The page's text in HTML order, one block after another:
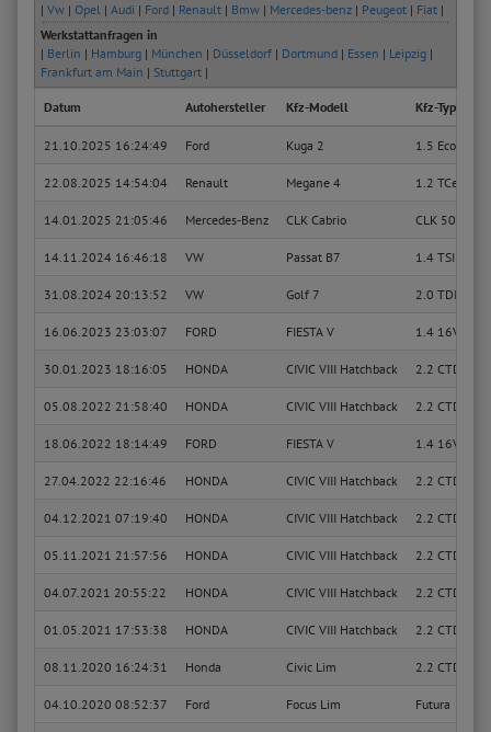
| Vw | Opel | Audi | Ford | Renault | Bmw | Mercedes-benz | Peugeot | Fiat |
Werkstattanfragen in
| Berlin | Hamburg | München | Düsseldorf | Dortmund | Essen | Leipzig |
Frankfurt am Main | Stuttgart |
Datum Autohersteller Kfz-Modell Kfz-Typ
21.10.2025 16:24:49 Ford Kuga 2 1.5 EcoBoost
22.08.2025 14:54:04 Renault Megane 4 1.2 TCe 130
14.01.2025 21:05:46 Mercedes-Benz CLK Cabrio CLK 500
14.11.2024 16:46:18 VW Passat B7 1.4 TSI
31.08.2024 20:13:52 VW Golf 7 2.0 TDI
16.06.2023 23:03:07 FORD FIESTA V 1.4 16V
30.01.2023 18:16:05 HONDA CIVIC VIII Hatchback 2.2 CTDi
05.08.2022 21:58:40 HONDA CIVIC VIII Hatchback 2.2 CTDi
18.06.2022 18:14:49 FORD FIESTA V 1.4 16V
27.04.2022 22:16:46 HONDA CIVIC VIII Hatchback 2.2 CTDi
04.12.2021 07:19:40 HONDA CIVIC VIII Hatchback 2.2 CTDi
05.11.2021 21:57:56 HONDA CIVIC VIII Hatchback 2.2 CTDi
04.07.2021 20:55:22 HONDA CIVIC VIII Hatchback 2.2 CTDi
01.05.2021 17:53:38 HONDA CIVIC VIII Hatchback 2.2 CTDi
08.11.2020 16:24:31 Honda Civic Lim 2.2 CTDI
04.10.2020 08:52:37 Ford Focus Lim Futura